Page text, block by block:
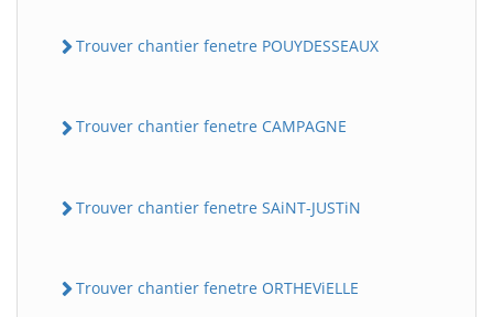
Trouver chantier fenetre POUYDESSEAUX
Trouver chantier fenetre CAMPAGNE
Trouver chantier fenetre SAiNT-JUSTiN
Trouver chantier fenetre ORTHEViELLE